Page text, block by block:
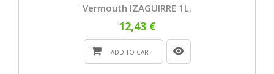
Vermouth IZAGUIRRE 1L.
12,43 €
ADD TO CART